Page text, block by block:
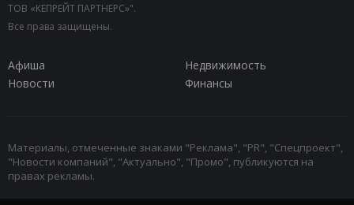
ТОВ «КЕПРЕЙТ ПАРТНЕРС»".
Все права защищены.
Афиша
Недвижимость
Новости
Финансы
Материалы, отмеченные знаками "Реклама", "PR", "Спецпроект",
"Новости компаний", "Актуально", "Промо", публикуются на
правах рекламы.